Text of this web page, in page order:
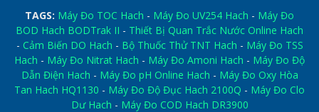
TAGS: Máy Đo TOC Hach - Máy Đo UV254 Hach - Máy Đo
BOD Hach BODTrak II - Thiết Bị Quan Trắc Nước Online Hach
- Cảm Biến DO Hach - Bộ Thuốc Thử TNT Hach - Máy Đo TSS
Hach - Máy Đo Nitrat Hach - Máy Đo Amoni Hach - Máy Đo Độ
Dẫn Điện Hach - Máy Đo pH Online Hach - Máy Đo Oxy Hòa
Tan Hach HQ1130 - Máy Đo Độ Đục Hach 2100Q - Máy Đo Clo
Dư Hach - Máy Đo COD Hach DR3900